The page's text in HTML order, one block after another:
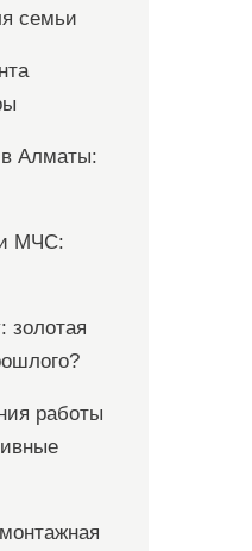
семьи
Алматы:
МЧС:
золотая
работы